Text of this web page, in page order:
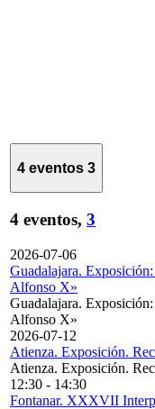
4 eventos 3
4 eventos, 3
2026-07-06
Guadalajara.
Alfonso X»
Guadalajara.
Alfonso X»
2026-07-12
Atienza. Exposición.
Atienza. Exposición.
12:30 - 14:30
Fontanar. XXXVII